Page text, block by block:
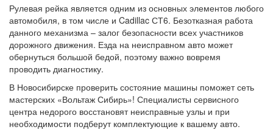
Рулевая рейка является одним из основных элементов любого
автомобиля, в том числе и Cadillac СТ6. Безотказная работа
данного механизма – залог безопасности всех участников
дорожного движения. Езда на неисправном авто может
обернуться большой бедой, поэтому важно вовремя
проводить диагностику.
В Новосибирске проверить состояние машины поможет сеть
мастерских «Вольтаж Сибирь»! Специалисты сервисного
центра недорого восстановят неисправные узлы и при
необходимости подберут комплектующие к вашему авто.